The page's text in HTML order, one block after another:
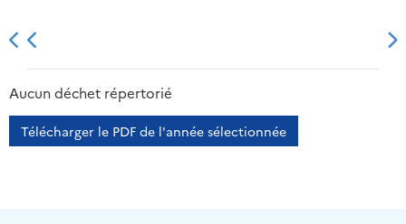
2013 2014
Aucun déchet répertorié
Télécharger le PDF de l'année sélectionnée